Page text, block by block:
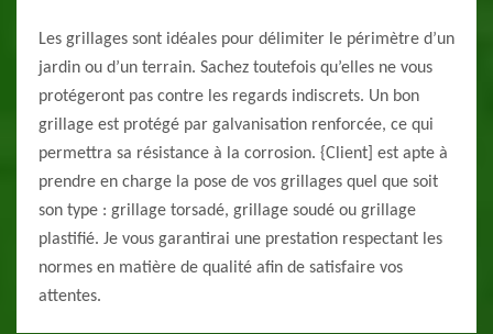
Les grillages sont idéales pour délimiter le périmètre d’un
jardin ou d’un terrain. Sachez toutefois qu’elles ne vous
protégeront pas contre les regards indiscrets. Un bon
grillage est protégé par galvanisation renforcée, ce qui
permettra sa résistance à la corrosion. {Client] est apte à
prendre en charge la pose de vos grillages quel que soit
son type : grillage torsadé, grillage soudé ou grillage
plastifié. Je vous garantirai une prestation respectant les
normes en matière de qualité afin de satisfaire vos
attentes.